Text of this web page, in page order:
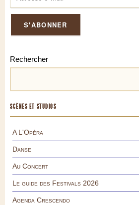
Rechercher
SCÈNES ET STUDIOS
A L'Opéra
Danse
Au Concert
Le guide des Festivals 2026
Agenda Crescendo